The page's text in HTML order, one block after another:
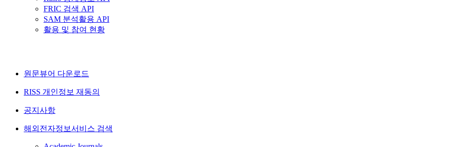
FRIC 검색 API
SAM 분석활용 API
활용 및 참여 현황
원문뷰어 다운로드
RISS 개인정보 재동의
공지사항
해외전자정보서비스 검색